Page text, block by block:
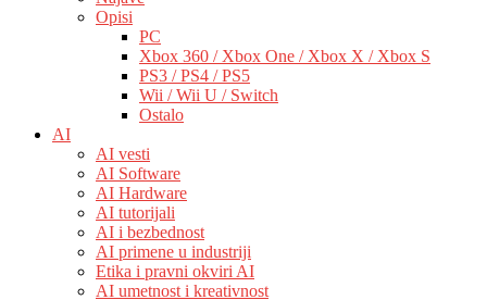
Opisi
PC
Xbox 360 / Xbox One / Xbox X / Xbox S
PS3 / PS4 / PS5
Wii / Wii U / Switch
Ostalo
AI
AI vesti
AI Software
AI Hardware
AI tutorijali
AI i bezbednost
AI primene u industriji
Etika i pravni okviri AI
AI umetnost i kreativnost